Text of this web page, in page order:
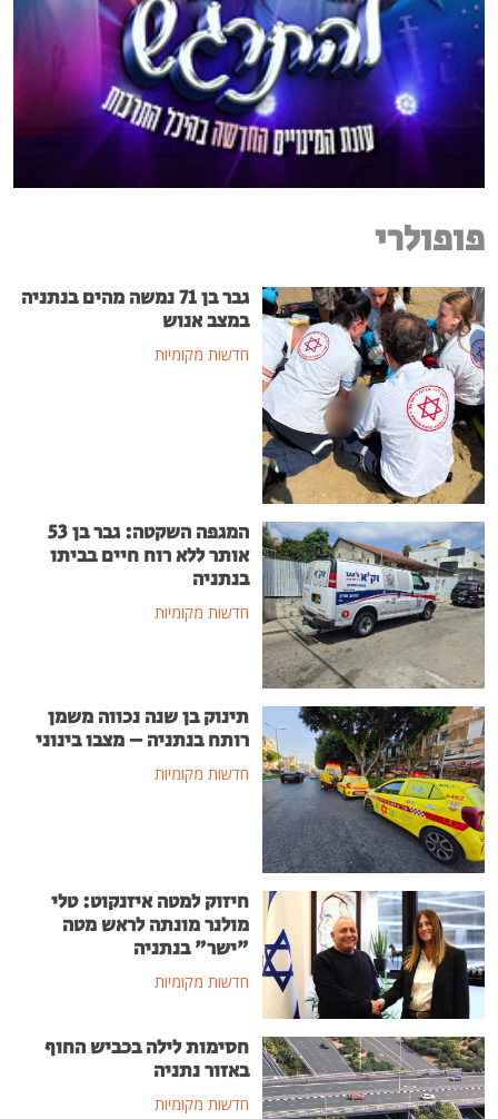
פופולרי
גבר בן 71 נמשה מהים בנתניה
במצב אנוש
חדשות מקומיות
המגפה השקטה: גבר בן 53
אותר ללא רוח חיים בביתו
בנתניה
חדשות מקומיות
תינוק בן שנה נכווה משמן
רותח בנתניה – מצבו בינוני
חדשות מקומיות
חיזוק למטה איזנקוט: טלי
מולנר מונתה לראש מטה
"ישר" בנתניה
חדשות מקומיות
חסימות לילה בכביש החוף
באזור נתניה
חדשות מקומיות